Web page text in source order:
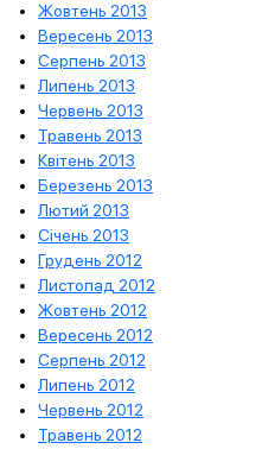
Жовтень 2013
Вересень 2013
Серпень 2013
Липень 2013
Червень 2013
Травень 2013
Квітень 2013
Березень 2013
Лютий 2013
Січень 2013
Грудень 2012
Листопад 2012
Жовтень 2012
Вересень 2012
Серпень 2012
Липень 2012
Червень 2012
Травень 2012